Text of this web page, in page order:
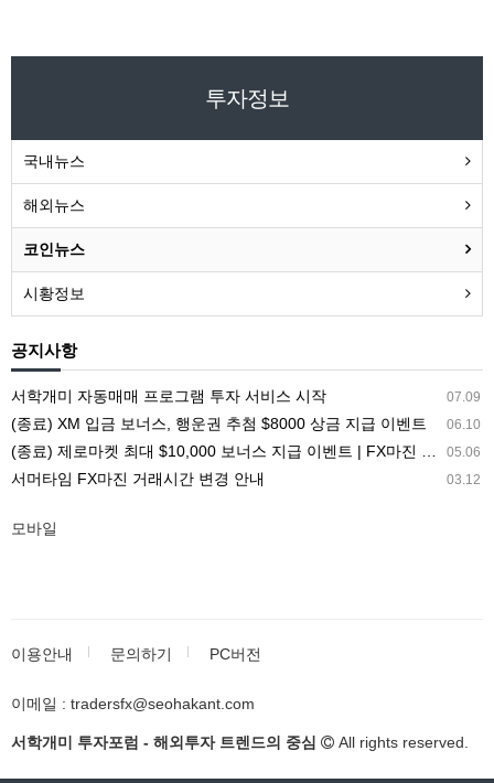
투자정보
국내뉴스
해외뉴스
코인뉴스
시황정보
공지사항
07.09
서학개미 자동매매 프로그램 투자 서비스 시작
06.10
(종료) XM 입금 보너스, 행운권 추첨 $8000 상금 지급 이벤트
05.06
(종료) 제로마켓 최대 $10,000 보너스 지급 이벤트 | FX마진 해외거래소 ZEROMARKETS
03.12
서머타임 FX마진 거래시간 변경 안내
모바일
이용안내 문의하기 PC버전
이메일 : tradersfx@seohakant.com
서학개미 투자포럼 - 해외투자 트렌드의 중심 All rights reserved.